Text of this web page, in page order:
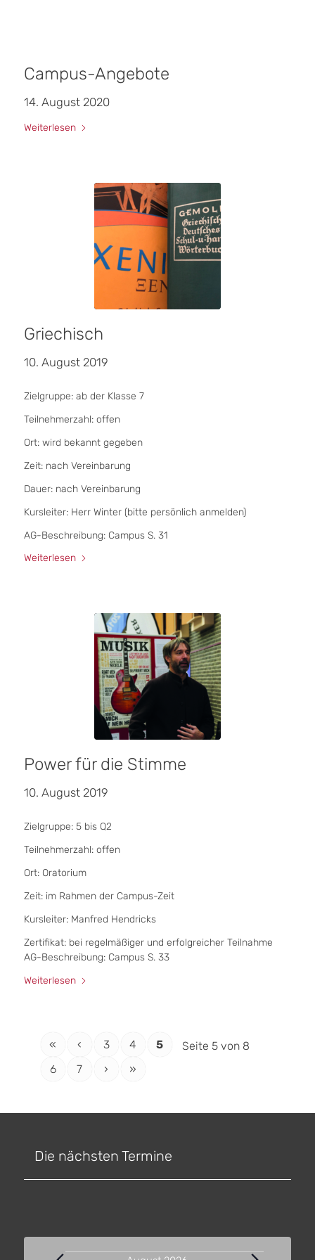
Campus-Angebote
14. August 2020
Weiterlesen
Griechisch
10. August 2019
Zielgruppe: ab der Klasse 7
Teilnehmerzahl: offen
Ort: wird bekannt gegeben
Zeit: nach Vereinbarung
Dauer: nach Vereinbarung
Kursleiter: Herr Winter (bitte persönlich anmelden)
AG-Beschreibung: Campus S. 31
Weiterlesen
Power für die Stimme
10. August 2019
Zielgruppe: 5 bis Q2
Teilnehmerzahl: offen
Ort: Oratorium
Zeit: im Rahmen der Campus-Zeit
Kursleiter: Manfred Hendricks
Zertifikat: bei regelmäßiger und erfolgreicher Teilnahme
AG-Beschreibung: Campus S. 33
Weiterlesen
Seite 5 von 8
« ‹ 3 4
5
6
7 › »
Die nächsten Termine